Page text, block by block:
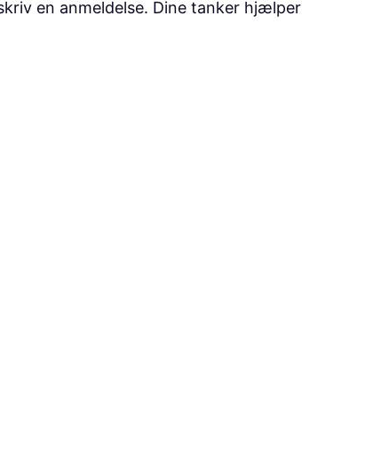
en anmeldelse. Dine tanker hjælper